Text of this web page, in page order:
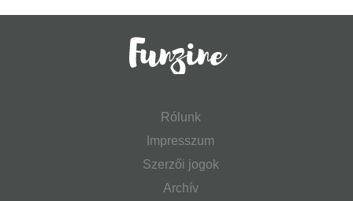
Rólunk
Impresszum
Szerzői jogok
Archív